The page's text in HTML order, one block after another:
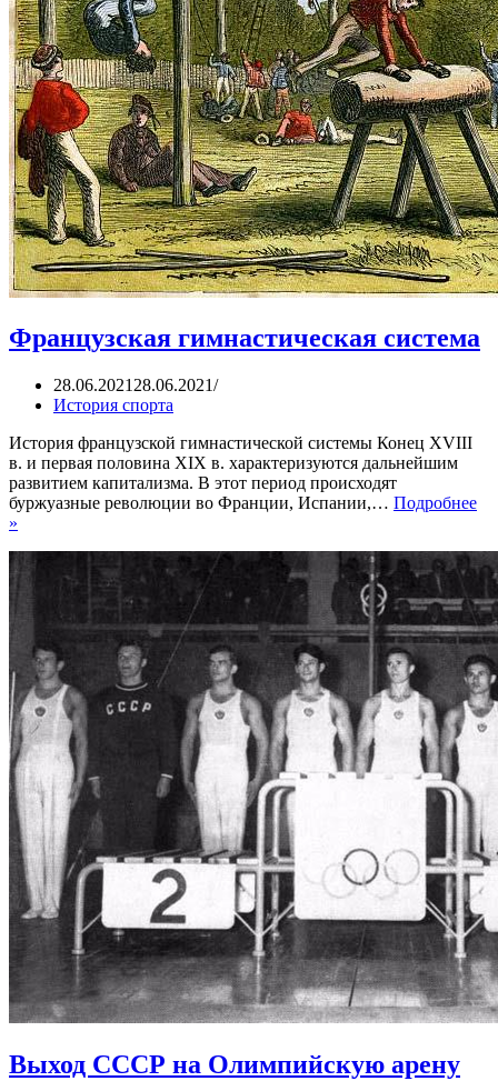
Французская гимнастическая система
28.06.2021 28.06.2021
История спорта
История французской гимнастической системы Конец XVIII
в. и первая половина XIX в. характеризуются дальнейшим
развитием капитализма. В этот период происходят
буржуазные революции во Франции, Испании,… Подробнее
»
Выход СССР на Олимпийскую арену